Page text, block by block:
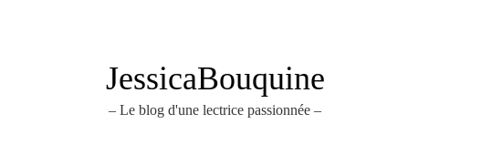
JessicaBouquine
– Le blog d'une lectrice passionnée –